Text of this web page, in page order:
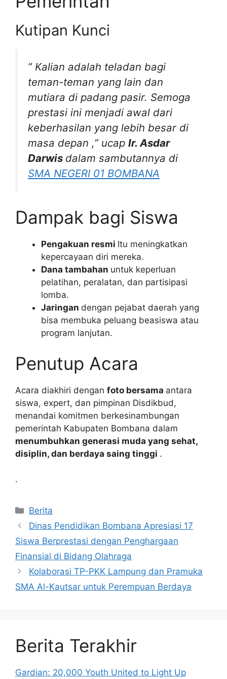
Kutipan Kunci
” Kalian adalah teladan bagi
teman-teman yang lain dan
mutiara di padang pasir. Semoga
prestasi ini menjadi awal dari
keberhasilan yang lebih besar di
masa depan ,” ucap Ir. Asdar
Darwis dalam sambutannya di
SMA NEGERI 01 BOMBANA
Dampak bagi Siswa
Pengakuan resmi Itu meningkatkan
kepercayaan diri mereka.
Dana tambahan untuk keperluan
pelatihan, peralatan, dan partisipasi
lomba.
Jaringan dengan pejabat daerah yang
bisa membuka peluang beasiswa atau
program lanjutan.
Penutup Acara
Acara diakhiri dengan foto bersama antara
siswa, expert, dan pimpinan Disdikbud,
menandai komitmen berkesinambungan
pemerintah Kabupaten Bombana dalam
menumbuhkan generasi muda yang sehat,
disiplin, dan berdaya saing tinggi .
.
Kategori
Berita
Dinas Pendidikan Bombana Apresiasi 17
Siswa Berprestasi dengan Penghargaan
Finansial di Bidang Olahraga
Kolaborasi TP-PKK Lampung dan Pramuka
SMA Al-Kautsar untuk Perempuan Berdaya
Berita Terakhir
Gardian: 20,000 Youth United to Light Up